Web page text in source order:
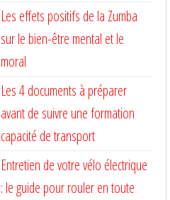
Les effets positifs de la Zumba
sur le bien-être mental et le
moral
Les 4 documents à préparer
avant de suivre une formation
capacité de transport
Entretien de votre vélo électrique
: le guide pour rouler en toute